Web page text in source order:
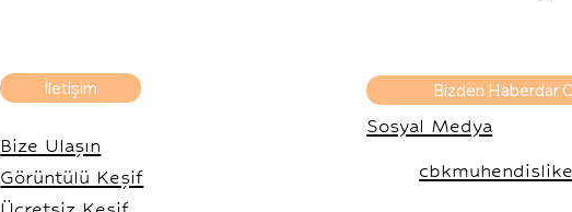
İletişim
Bize Ulaşın
Görüntülü Keşif
Bizden Haberdar
Sosyal Medya